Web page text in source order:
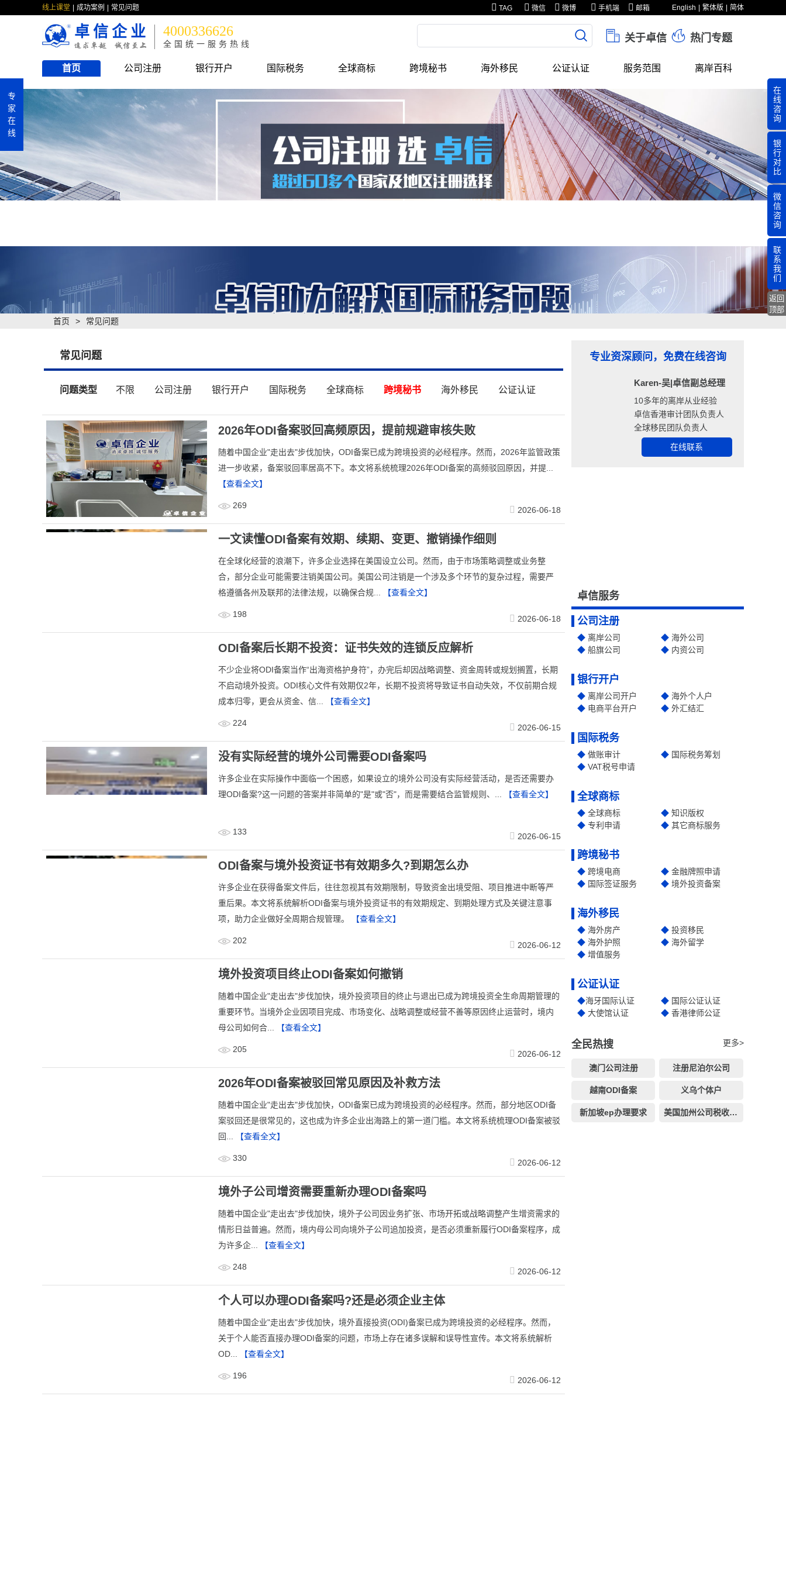
线上课堂 成功案例 常见问题 English 繁体版 简体
TAG 微信 微博 手机端 邮箱
卓信企业 4000336626
全国统一服务热线
关于卓信 热门专题
首页 公司注册 银行开户 国际税务 全球商标 跨境秘书 海外移民 公证认证 服务范围 离岸百科
首页 > 常见问题
常见问题
问题类型 不限 公司注册 银行开户 国际税务 全球商标 跨境秘书 海外移民 公证认证
2026年ODI备案驳回高频原因，提前规避审核失败
​随着中国企业"走出去"步伐加快，ODI备案已成为跨境投资的必经程序。然而，2026年监管政策
进一步收紧，备案驳回率居高不下。本文将系统梳理2026年ODI备案的高频驳回原因，并提...
【查看全文】
269 2026-06-18
一文读懂ODI备案有效期、续期、变更、撤销操作细则
在全球化经营的浪潮下，许多企业选择在美国设立公司。然而，由于市场策略调整或业务整
合，部分企业可能需要注销美国公司。美国公司注销是一个涉及多个环节的复杂过程，需要严
格遵循各州及联邦的法律法规，以确保合规...
【查看全文】
198 2026-06-18
ODI备案后长期不投资：证书失效的连锁反应解析
​不少企业将ODI备案当作“出海资格护身符”，办完后却因战略调整、资金周转或规划搁置，长期
不启动境外投资。ODI核心文件有效期仅2年，长期不投资将导致证书自动失效，不仅前期合规
成本归零，更会从资金、信...
【查看全文】
224 2026-06-15
没有实际经营的境外公司需要ODI备案吗
​许多企业在实际操作中面临一个困惑，如果设立的境外公司没有实际经营活动，是否还需要办
理ODI备案?这一问题的答案并非简单的"是"或"否"，而是需要结合监管规则、...
【查看全文】
133 2026-06-15
ODI备案与境外投资证书有效期多久?到期怎么办
许多企业在获得备案文件后，往往忽视其有效期限制，导致资金出境受阻、项目推进中断等严
重后果。本文将系统解析ODI备案与境外投资证书的有效期规定、到期处理方式及关键注意事
项，助力企业做好全周期合规管理。
【查看全文】
202 2026-06-12
境外投资项目终止ODI备案如何撤销
随着中国企业"走出去"步伐加快，境外投资项目的终止与退出已成为跨境投资全生命周期管理的
重要环节。当境外企业因项目完成、市场变化、战略调整或经营不善等原因终止运营时，境内
母公司如何合...
【查看全文】
205 2026-06-12
2026年ODI备案被驳回常见原因及补救方法
​随着中国企业"走出去"步伐加快，ODI备案已成为跨境投资的必经程序。然而，部分地区ODI备
案驳回还是很常见的，这也成为许多企业出海路上的第一道门槛。本文将系统梳理ODI备案被驳
回...
【查看全文】
330 2026-06-12
境外子公司增资需要重新办理ODI备案吗
随着中国企业"走出去"步伐加快，境外子公司因业务扩张、市场开拓或战略调整产生增资需求的
情形日益普遍。然而，境内母公司向境外子公司追加投资，是否必须重新履行ODI备案程序，成
为许多企...
【查看全文】
248 2026-06-12
个人可以办理ODI备案吗?还是必须企业主体
​随着中国企业"走出去"步伐加快，境外直接投资(ODI)备案已成为跨境投资的必经程序。然而，
关于个人能否直接办理ODI备案的问题，市场上存在诸多误解和误导性宣传。本文将系统解析
OD...
【查看全文】
196 2026-06-12
专业资深顾问，免费在线咨询
Karen-吴|卓信副总经理
10多年的离岸从业经验
卓信香港审计团队负责人
全球移民团队负责人
在线联系
卓信服务
公司注册
离岸公司
海外公司
船旗公司
内资公司
银行开户
离岸公司开户
海外个人户
电商平台开户
外汇结汇
国际税务
做账审计
国际税务筹划
VAT税号申请
全球商标
全球商标
知识版权
专利申请
其它商标服务
跨境秘书
跨境电商
金融牌照申请
国际签证服务
境外投资备案
海外移民
海外房产
投资移民
海外护照
海外留学
增值服务
公证认证
海牙国际认证
国际公证认证
大使馆认证
香港律师公证
全民热搜 更多>
澳门公司注册 注册尼泊尔公司
越南ODI备案 义乌个体户
新加坡ep办理要求 美国加州公司税收是多少
专
家
在
线
在
线
咨
询
银
行
对
比
微
信
咨
询
联
系
我
们
返回
顶部